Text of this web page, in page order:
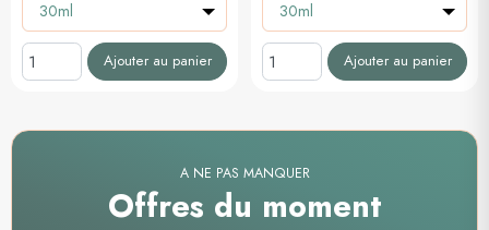
30ml
Ajouter au panier
30ml
Ajouter au panier
A NE PAS MANQUER
Offres du moment